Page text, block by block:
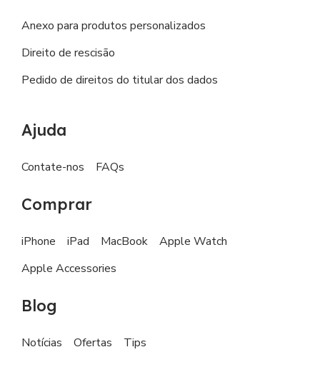
Anexo para produtos personalizados
Direito de rescisão
Pedido de direitos do titular dos dados
Ajuda
Contate-nos FAQs
Comprar
iPhone iPad MacBook
Apple Watch
Apple Accessories
Blog
Notícias Ofertas Tips